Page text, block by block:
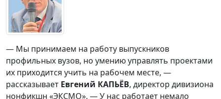
— Мы принимаем на работу выпускников
профильных вузов, но умению управлять проектами
их приходится учить на рабочем месте, —
рассказывает Евгений КАПЬЁВ, директор дивизиона
нонфикшн «ЭКСМО». — У нас работает немало